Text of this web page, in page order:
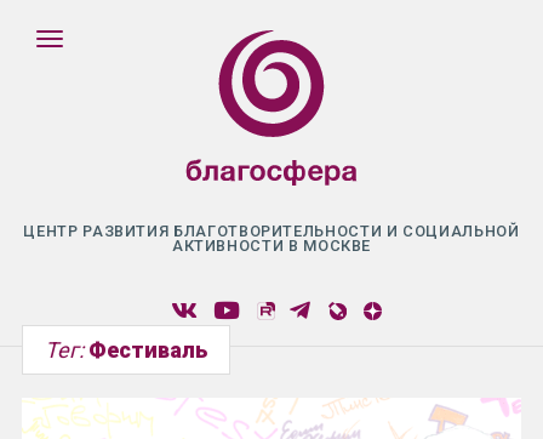
ЦЕНТР РАЗВИТИЯ БЛАГОТВОРИТЕЛЬНОСТИ И СОЦИАЛЬНОЙ
АКТИВНОСТИ В МОСКВЕ
Тег:Фестиваль